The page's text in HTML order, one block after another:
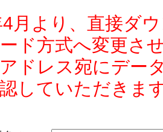
月より、直接ダ
ド方式へ変更さ
ドレス宛にデー
していただきま